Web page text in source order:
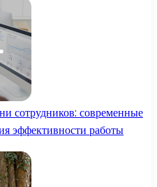
сотрудников: современные
эффективности работы